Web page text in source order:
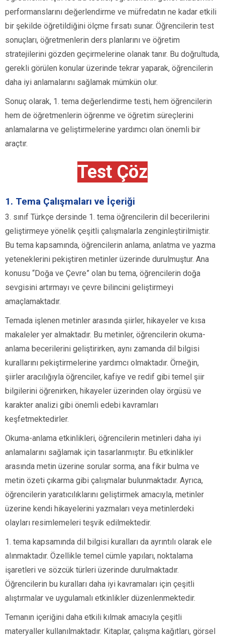
performanslarını değerlendirme ve müfredatın ne kadar etkili
bir şekilde öğretildiğini ölçme fırsatı sunar. Öğrencilerin test
sonuçları, öğretmenlerin ders planlarını ve öğretim
stratejilerini gözden geçirmelerine olanak tanır. Bu doğrultuda,
gerekli görülen konular üzerinde tekrar yaparak, öğrencilerin
daha iyi anlamalarını sağlamak mümkün olur.
Sonuç olarak, 1. tema değerlendirme testi, hem öğrencilerin
hem de öğretmenlerin öğrenme ve öğretim süreçlerini
anlamalarına ve geliştirmelerine yardımcı olan önemli bir
araçtır.
Test Çöz
1. Tema Çalışmaları ve İçeriği
3. sınıf Türkçe dersinde 1. tema öğrencilerin dil becerilerini
geliştirmeye yönelik çeşitli çalışmalarla zenginleştirilmiştir.
Bu tema kapsamında, öğrencilerin anlama, anlatma ve yazma
yeteneklerini pekiştiren metinler üzerinde durulmuştur. Ana
konusu “Doğa ve Çevre” olan bu tema, öğrencilerin doğa
sevgisini artırmayı ve çevre bilincini geliştirmeyi
amaçlamaktadır.
Temada işlenen metinler arasında şiirler, hikayeler ve kısa
makaleler yer almaktadır. Bu metinler, öğrencilerin okuma-
anlama becerilerini geliştirirken, aynı zamanda dil bilgisi
kurallarını pekiştirmelerine yardımcı olmaktadır. Örneğin,
şiirler aracılığıyla öğrenciler, kafiye ve redif gibi temel şiir
bilgilerini öğrenirken, hikayeler üzerinden olay örgüsü ve
karakter analizi gibi önemli edebi kavramları
keşfetmektedirler.
Okuma-anlama etkinlikleri, öğrencilerin metinleri daha iyi
anlamalarını sağlamak için tasarlanmıştır. Bu etkinlikler
arasında metin üzerine sorular sorma, ana fikir bulma ve
metin özeti çıkarma gibi çalışmalar bulunmaktadır. Ayrıca,
öğrencilerin yaratıcılıklarını geliştirmek amacıyla, metinler
üzerine kendi hikayelerini yazmaları veya metinlerdeki
olayları resimlemeleri teşvik edilmektedir.
1. tema kapsamında dil bilgisi kuralları da ayrıntılı olarak ele
alınmaktadır. Özellikle temel cümle yapıları, noktalama
işaretleri ve sözcük türleri üzerinde durulmaktadır.
Öğrencilerin bu kuralları daha iyi kavramaları için çeşitli
alıştırmalar ve uygulamalı etkinlikler düzenlenmektedir.
Temanın içeriğini daha etkili kılmak amacıyla çeşitli
materyaller kullanılmaktadır. Kitaplar, çalışma kağıtları, görsel